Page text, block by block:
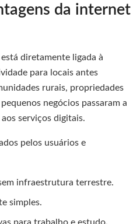
da internet
diretamente ligada à
para locais antes
rurais, propriedades
negócios passaram a
serviços digitais.
pelos usuários e
infraestrutura terrestre.
simples.